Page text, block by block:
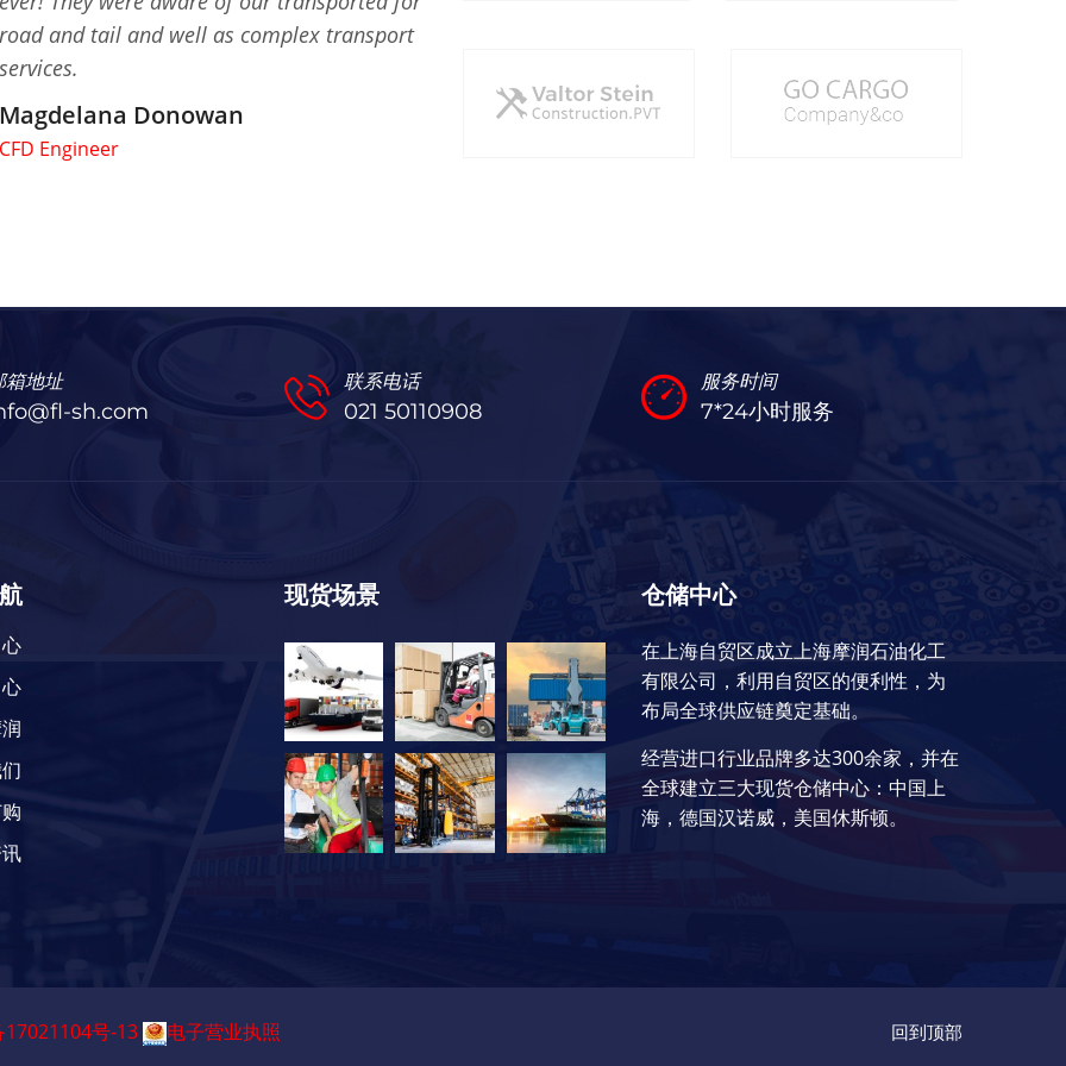
road and tail and well as complex transport
services.
Magdelana Donowan
CFD Engineer
箱地址
sh.com
联系电话
021 50110908
服务时间
7*24小时服务
现货场景 仓储中心
在上海自贸区成立上海摩润石油化工
有限公司，利用自贸区的便利性，为
布局全球供应链奠定基础。
经营进口行业品牌多达300余家，并在
全球建立三大现货仓储中心：中国上
海，德国汉诺威，美国休斯顿。
17021104号-13 电子营业执照 回到顶部